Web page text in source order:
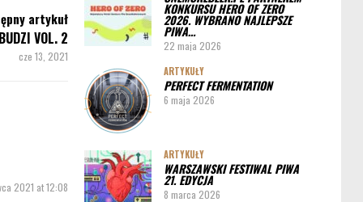
artykuł
VOL. 2
cze 13, 2021
2021 at 12:08
ARTYKUŁY
Pędy chmielu – danie ekskluzywne
PORADY
Jak działa instalacja do wyszynku piwa w
barze
KONKURSU HERO OF ZERO
2026. WYBRANO NAJLEPSZE
PIWA…
22 maja 2026
ARTYKUŁY
PERFECT FERMENTATION
6 maja 2026
ARTYKUŁY
WARSZAWSKI FESTIWAL PIWA
21. EDYCJA
8 marca 2026